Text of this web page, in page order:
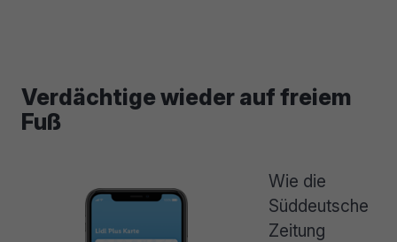
Verdächtige wieder auf freiem
Fuß
Wie die
Süddeutsche
Zeitung